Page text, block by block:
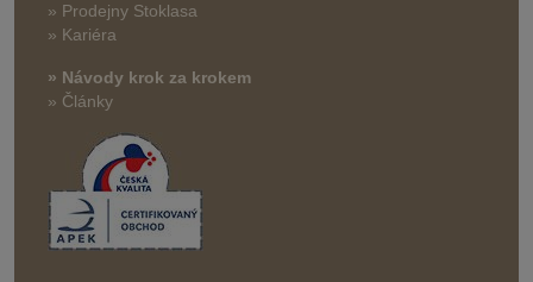
» Prodejny Stoklasa
» Kariéra
» Návody krok za krokem
» Články